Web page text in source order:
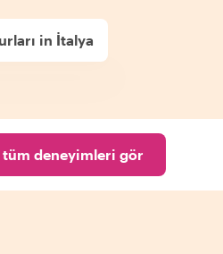
in İtalya
deneyimleri gör